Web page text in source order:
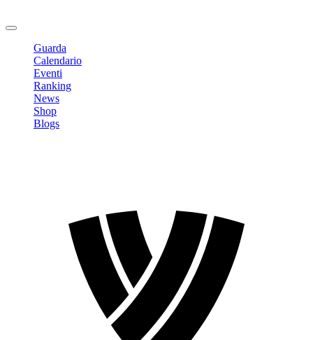
Guarda
Calendario
Eventi
Ranking
News
Shop
Blogs